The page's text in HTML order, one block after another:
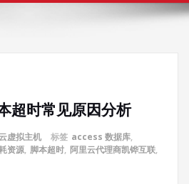
超时常见原因分析
虚拟主机 标签 access 数据库,
资源, 脚本超时, 阿里云代理商凯铧互联,